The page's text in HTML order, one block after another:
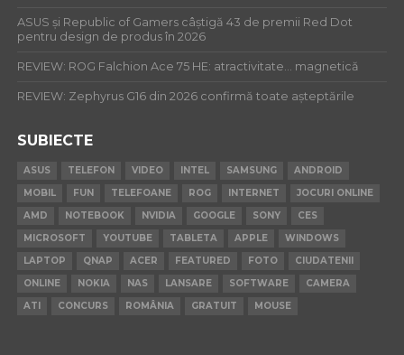
ASUS și Republic of Gamers câștigă 43 de premii Red Dot
pentru design de produs în 2026
REVIEW: ROG Falchion Ace 75 HE: atractivitate… magnetică
REVIEW: Zephyrus G16 din 2026 confirmă toate așteptările
SUBIECTE
ASUS TELEFON VIDEO INTEL SAMSUNG
ANDROID
MOBIL
FUN TELEFOANE ROG INTERNET
JOCURI ONLINE
AMD
NOTEBOOK NVIDIA GOOGLE SONY
CES
MICROSOFT
YOUTUBE TABLETA APPLE
WINDOWS
LAPTOP
QNAP ACER FEATURED FOTO
CIUDATENII
ONLINE
NOKIA NAS LANSARE SOFTWARE
CAMERA
ATI
CONCURS ROMÂNIA GRATUIT MOUSE